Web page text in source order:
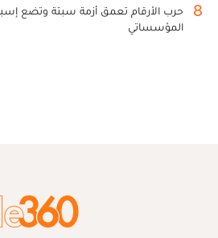
8
حرب الأرقام تعمق أزمة سبتة وتضع
المؤسساتي